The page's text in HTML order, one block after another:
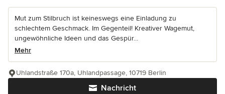
Mut zum Stilbruch ist keineswegs eine Einladung zu
schlechtem Geschmack. Im Gegenteil! Kreativer Wagemut,
ungewöhnliche Ideen und das Gespür...
Mehr
Nachricht
Uhlandstraße 170a, Uhlandpassage, 10719 Berlin